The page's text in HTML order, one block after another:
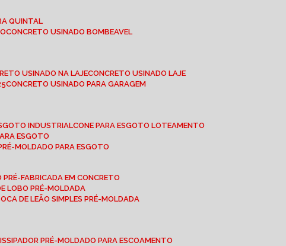
QUINTAL
CONCRETO USINADO BOMBEAVEL
USINADO NA LAJE CONCRETO USINADO LAJE
CONCRETO USINADO PARA GARAGEM
INDUSTRIAL CONE PARA ESGOTO LOTEAMENTO
ESGOTO
PRÉ-MOLDADO PARA ESGOTO
PRÉ-FABRICADA EM CONCRETO
LOBO PRÉ-MOLDADA
BOCA DE LEÃO SIMPLES PRÉ-MOLDADA
DISSIPADOR PRÉ-MOLDADO PARA ESCOAMENTO